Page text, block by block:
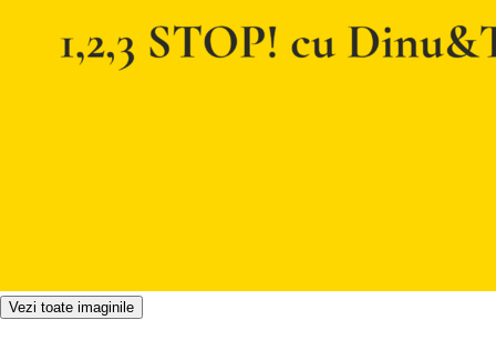
Vezi toate imaginile